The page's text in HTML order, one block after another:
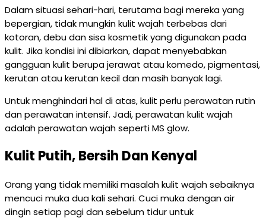
Dalam situasi sehari-hari, terutama bagi mereka yang
bepergian, tidak mungkin kulit wajah terbebas dari
kotoran, debu dan sisa kosmetik yang digunakan pada
kulit. Jika kondisi ini dibiarkan, dapat menyebabkan
gangguan kulit berupa jerawat atau komedo, pigmentasi,
kerutan atau kerutan kecil dan masih banyak lagi.
Untuk menghindari hal di atas, kulit perlu perawatan rutin
dan perawatan intensif. Jadi, perawatan kulit wajah
adalah perawatan wajah seperti MS glow.
Kulit Putih, Bersih Dan Kenyal
Orang yang tidak memiliki masalah kulit wajah sebaiknya
mencuci muka dua kali sehari. Cuci muka dengan air
dingin setiap pagi dan sebelum tidur untuk